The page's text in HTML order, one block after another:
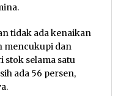
tidak ada kenaikan
mencukupi dan
stok selama satu
ada 56 persen,